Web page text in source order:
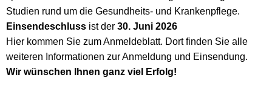
Studien rund um die Gesundheits- und Krankenpflege.
​​​​​​Einsendeschluss ist der 30. Juni 2026
Hier kommen Sie zum Anmeldeblatt. Dort finden Sie alle
weiteren Informationen zur Anmeldung und Einsendung.
Wir wünschen Ihnen ganz viel Erfolg!